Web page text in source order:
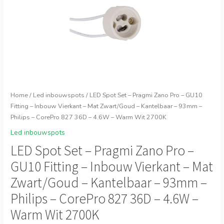
Home/ Led inbouwspots / LED Spot Set – Pragmi Zano Pro – GU10
Fitting – Inbouw Vierkant – Mat Zwart/Goud – Kantelbaar – 93mm –
Philips – CorePro 827 36D – 4.6W – Warm Wit 2700K
Led inbouwspots
LED Spot Set – Pragmi Zano Pro –
GU10 Fitting – Inbouw Vierkant – Mat
Zwart/Goud – Kantelbaar – 93mm –
Philips – CorePro 827 36D – 4.6W –
Warm Wit 2700K